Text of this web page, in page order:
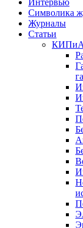
Интервью
Символика
Журналы
Статьи
КИПиА